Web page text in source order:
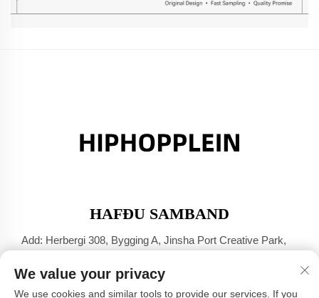
HAFÐU SAMBAND
Add: Herbergi 308, Bygging A, Jinsha Port Creative Park,
Sími:+86-17304049586
We value your privacy
We use cookies and similar tools to provide our services. If you